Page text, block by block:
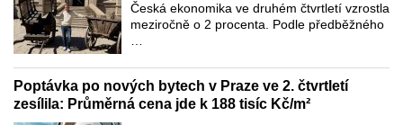
Česká ekonomika ve druhém čtvrtletí vzrostla
meziročně o 2 procenta. Podle předběžného
…
Poptávka po nových bytech v Praze ve 2. čtvrtletí
zesílila: Průměrná cena jde k 188 tisíc Kč/m²